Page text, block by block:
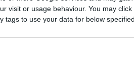
visit or usage behaviour. You may
tags to use your data for below